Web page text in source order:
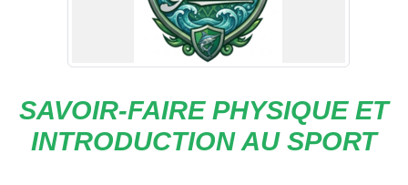
SAVOIR-FAIRE PHYSIQUE ET
INTRODUCTION AU SPORT